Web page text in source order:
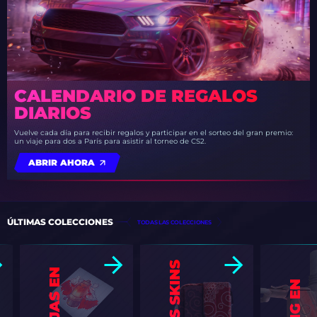
CALENDARIO DE REGALOS
DIARIOS
Vuelve cada día para recibir regalos y participar en el sorteo del gran premio:
un viaje para dos a París para asistir al torneo de CS2.
ABRIR AHORA
ÚLTIMAS COLECCIONES TODAS LAS COLECCIONES